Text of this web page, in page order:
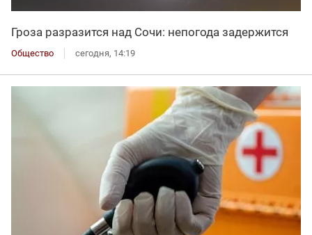
Гроза разразится над Сочи: непогода задержится
Общество сегодня, 14:19